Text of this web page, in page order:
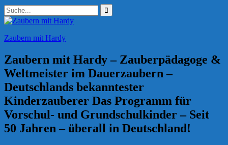
Zum
Inhalt
springen
Suchen
nach:
Zaubern mit Hardy
Zaubern mit Hardy – Zauberpädagoge &
Weltmeister im Dauerzaubern –
Deutschlands bekanntester
Kinderzauberer Das Programm für
Vorschul- und Grundschulkinder – Seit
50 Jahren – überall in Deutschland!